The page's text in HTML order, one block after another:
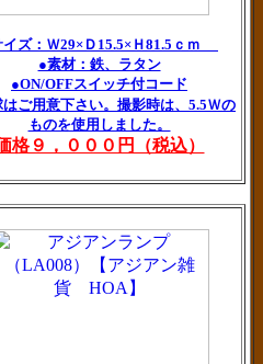
イズ：Ｗ29×Ｄ15.5×Ｈ81.5ｃｍ
●素材：鉄、ラタン
●ON/OFFスイッチ付コード
ご用意下さい。撮影時は、5.5Ｗの
ものを使用しました。
格９，０００円（税込）